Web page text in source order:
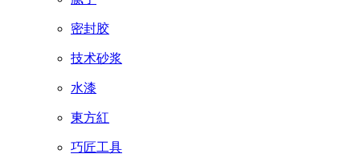
密封胶
技术砂浆
水漆
東方紅
巧匠工具